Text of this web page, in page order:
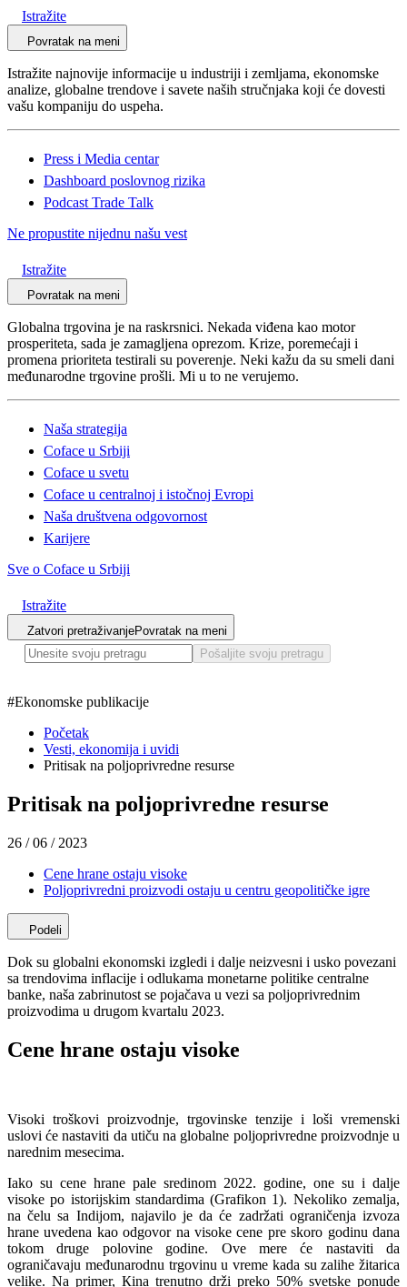
Istražite
Povratak na meni
Istražite najnovije informacije u industriji i zemljama, ekonomske
analize, globalne trendove i savete naših stručnjaka koji će dovesti
vašu kompaniju do uspeha.
Press i Media centar
Dashboard poslovnog rizika
Podcast Trade Talk
Ne propustite nijednu našu vest
Istražite
Povratak na meni
Globalna trgovina je na raskrsnici. Nekada viđena kao motor
prosperiteta, sada je zamagljena oprezom. Krize, poremećaji i
promena prioriteta testirali su poverenje. Neki kažu da su smeli dani
međunarodne trgovine prošli. Mi u to ne verujemo.
Naša strategija
Coface u Srbiji
Coface u svetu
Coface u centralnoj i istočnoj Evropi
Naša društvena odgovornost
Karijere
Sve o Coface u Srbiji
Istražite
Zatvori pretraživanjePovratak na meni
Pošaljite svoju pretragu
#Ekonomske publikacije
Početak
Vesti, ekonomija i uvidi
Pritisak na poljoprivredne resurse
Pritisak na poljoprivredne resurse
26 / 06 / 2023
Cene hrane ostaju visoke
Poljoprivredni proizvodi ostaju u centru geopolitičke igre
Podeli
Dok su globalni ekonomski izgledi i dalje neizvesni i usko povezani
sa trendovima inflacije i odlukama monetarne politike centralne
banke, naša zabrinutost se pojačava u vezi sa poljoprivrednim
proizvodima u drugom kvartalu 2023.
Cene hrane ostaju visoke
Visoki troškovi proizvodnje, trgovinske tenzije i loši vremenski
uslovi će nastaviti da utiču na globalne poljoprivredne proizvodnje u
narednim mesecima.
Iako su cene hrane pale sredinom 2022. godine, one su i dalje
visoke po istorijskim standardima (Grafikon 1). Nekoliko zemalja,
na čelu sa Indijom, najavilo je da će zadržati ograničenja izvoza
hrane uvedena kao odgovor na visoke cene pre skoro godinu dana
tokom druge polovine godine. Ove mere će nastaviti da
ograničavaju međunarodnu trgovinu u vreme kada su zalihe žitarica
velike. Na primer, Кina trenutno drži preko 50% svetske ponude